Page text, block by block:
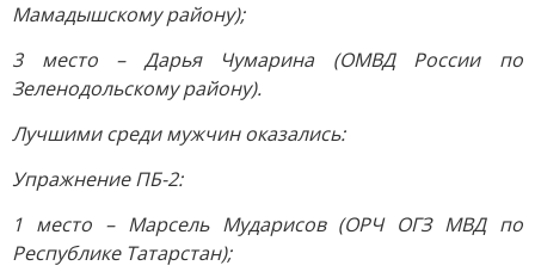
Мамадышскому району);
3 место – Дарья Чумарина (ОМВД России по
Зеленодольскому району).
Лучшими среди мужчин оказались:
Упражнение ПБ-2:
1 место – Марсель Мударисов (ОРЧ ОГЗ МВД по
Республике Татарстан);